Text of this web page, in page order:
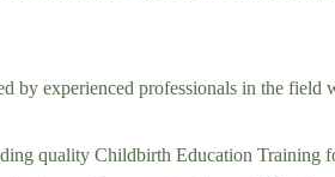
by experienced professionals in the field
quality Childbirth Education Training